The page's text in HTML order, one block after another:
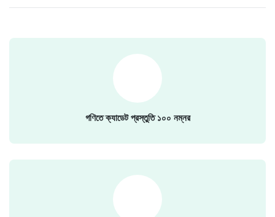
গণিতে ক্যাডেট প্রস্তুতি ১০০ নম্নর